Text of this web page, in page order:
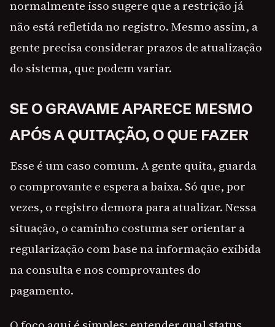
normalmente isso sugere que a restrição já
não está refletida no registro. Mesmo assim, a
gente precisa considerar prazos de atualização
do sistema, que podem variar.
SE O GRAVAME APARECE MESMO
APÓS A QUITAÇÃO, O QUE FAZER
Esse é um caso comum. A gente quita, guarda
o comprovante e espera a baixa. Só que, por
vezes, o registro demora para atualizar. Nessa
situação, o caminho costuma ser orientar a
regularização com base na informação exibida
na consulta e nos comprovantes do
pagamento.